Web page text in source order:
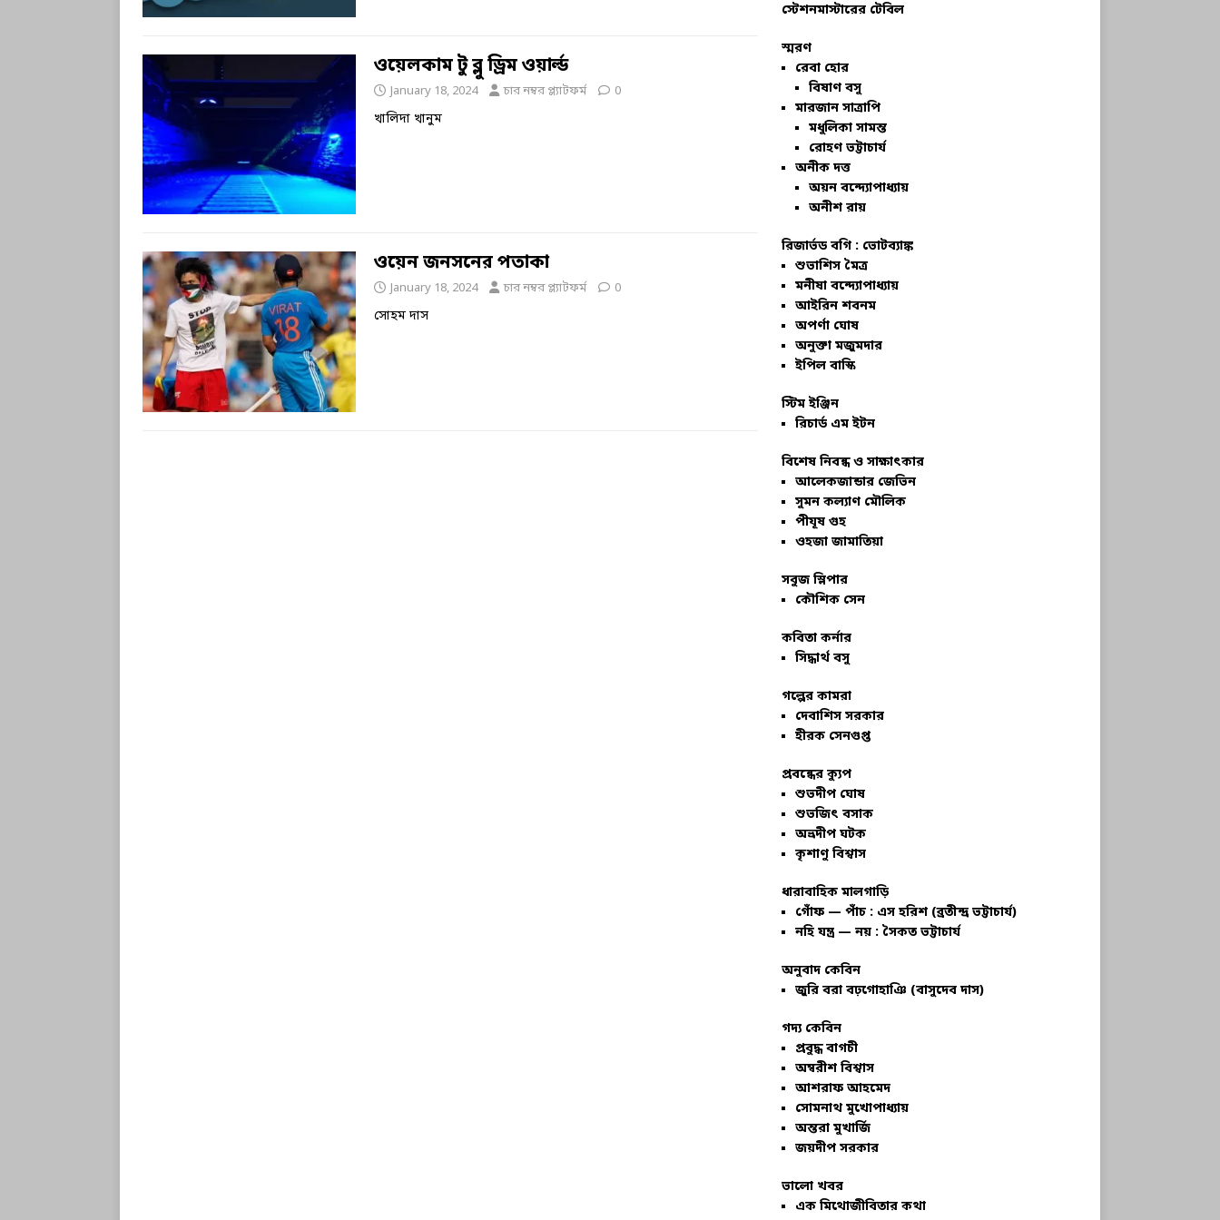
ওয়েলকাম টু ব্লু ড্রিম ওয়ার্ল্ড
January 18, 2024 চার নম্বর প্ল্যাটফর্ম 0
খালিদা খানুম
ওয়েন জনসনের পতাকা
January 18, 2024 চার নম্বর প্ল্যাটফর্ম 0
সোহম দাস
স্টেশনমাস্টারের টেবিল
স্মরণ
রেবা হোর
বিষাণ বসু
মারজান সাত্রাপি
মধুলিকা সামন্ত
রোহণ ভট্টাচার্য
অনীক দত্ত
অয়ন বন্দ্যোপাধ্যায়
অনীশ রায়
রিজার্ভড বগি : ভোটব্যাঙ্ক
শুভাশিস মৈত্র
মনীষা বন্দ্যোপাধ্যায়
আইরিন শবনম
অপর্ণা ঘোষ
অনুক্তা মজুমদার
ইপিল বাস্কি
স্টিম ইঞ্জিন
রিচার্ড এম ইটন
বিশেষ নিবন্ধ ও সাক্ষাৎকার
আলেকজান্ডার জেভিন
সুমন কল্যাণ মৌলিক
পীযূষ গুহ
ওহজা জামাতিয়া
সবুজ স্লিপার
কৌশিক সেন
কবিতা কর্নার
সিদ্ধার্থ বসু
গল্পের কামরা
দেবাশিস সরকার
হীরক সেনগুপ্ত
প্রবন্ধের ক্যুপ
শুভদীপ ঘোষ
শুভজিৎ বসাক
অভ্রদীপ ঘটক
কৃশাণু বিশ্বাস
ধারাবাহিক মালগাড়ি
গোঁফ — পাঁচ : এস হরিশ (ব্রতীন্দ্র ভট্টাচার্য)
নহি যন্ত্র — নয় : সৈকত ভট্টাচার্য
অনুবাদ কেবিন
জুরি বরা বঢ়গোহাঞি (বাসুদেব দাস)
গদ্য কেবিন
প্রবুদ্ধ বাগচী
অম্বরীশ বিশ্বাস
আশরাফ আহমেদ
সোমনাথ মুখোপাধ্যায়
অন্তরা মুখার্জি
জয়দীপ সরকার
ভালো খবর
এক মিথোজীবিতার কথা